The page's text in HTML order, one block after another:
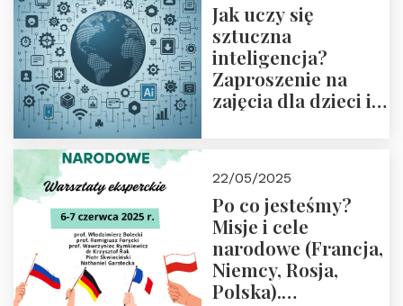
Jak uczy się
sztuczna
inteligencja?
Zaproszenie na
zajęcia dla dzieci i
22/05/2025
Po co jesteśmy?
Misje i cele
narodowe (Francja,
Niemcy, Rosja,
Polska).